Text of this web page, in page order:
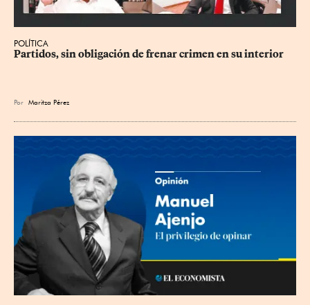
POLÍTICA
Partidos, sin obligación de frenar crimen en su interior
Por Maritza Pérez